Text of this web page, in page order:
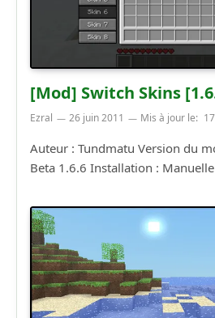
[Mod] Switch Skins
Ezral 26 juin 2011 Mis à jour le:
Auteur : Tundmatu Version du
Beta 1.6.6 Installation :